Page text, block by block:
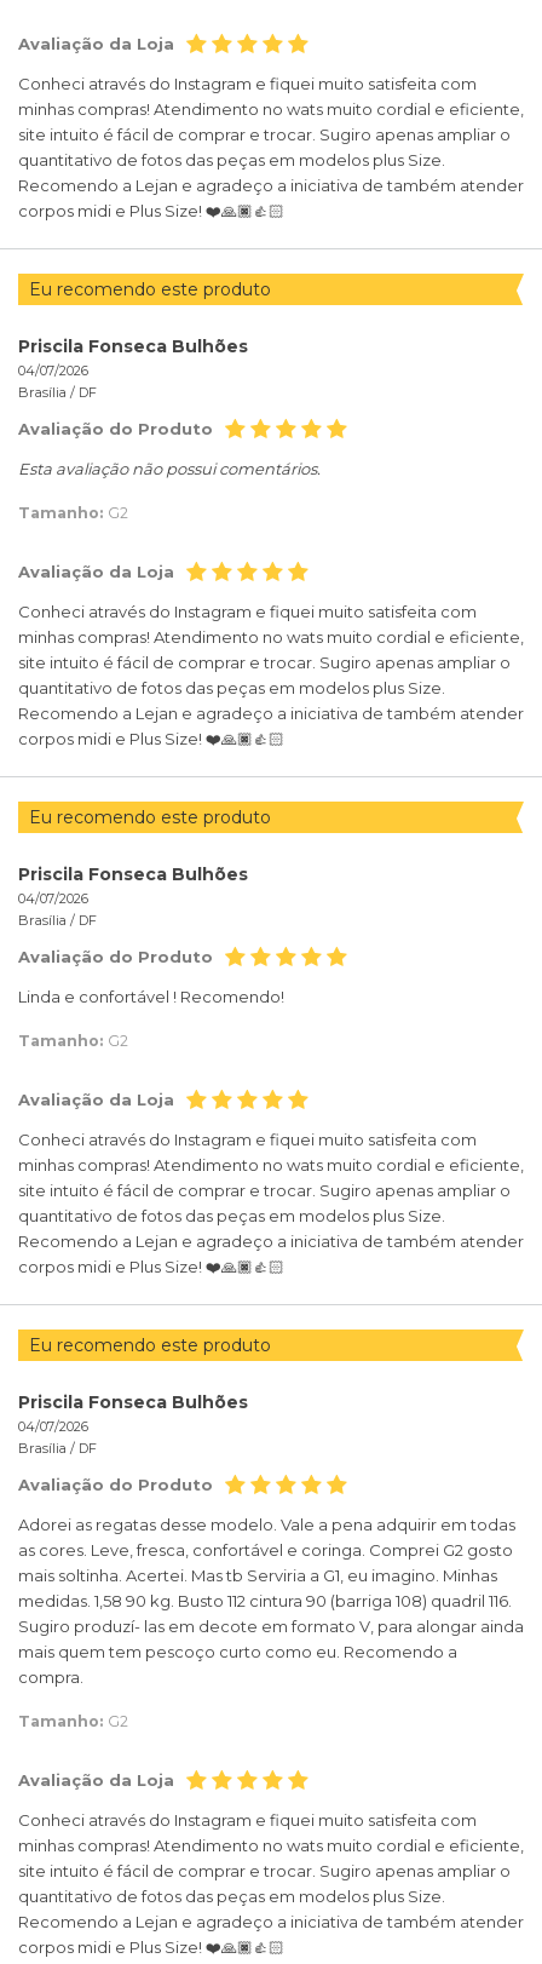
Avaliação da Loja
Conheci através do Instagram e fiquei muito satisfeita com
minhas compras! Atendimento no wats muito cordial e eficiente,
site intuito é fácil de comprar e trocar. Sugiro apenas ampliar o
quantitativo de fotos das peças em modelos plus Size.
Recomendo a Lejan e agradeço a iniciativa de também atender
corpos midi e Plus Size! ❤️🙏🏿👍🏻
Eu recomendo este produto
Priscila Fonseca Bulhões
04/07/2026
Brasília / DF
Avaliação do Produto
Esta avaliação não possui comentários.
Tamanho: G2
Avaliação da Loja
Conheci através do Instagram e fiquei muito satisfeita com
minhas compras! Atendimento no wats muito cordial e eficiente,
site intuito é fácil de comprar e trocar. Sugiro apenas ampliar o
quantitativo de fotos das peças em modelos plus Size.
Recomendo a Lejan e agradeço a iniciativa de também atender
corpos midi e Plus Size! ❤️🙏🏿👍🏻
Eu recomendo este produto
Priscila Fonseca Bulhões
04/07/2026
Brasília / DF
Avaliação do Produto
Linda e confortável ! Recomendo!
Tamanho: G2
Avaliação da Loja
Conheci através do Instagram e fiquei muito satisfeita com
minhas compras! Atendimento no wats muito cordial e eficiente,
site intuito é fácil de comprar e trocar. Sugiro apenas ampliar o
quantitativo de fotos das peças em modelos plus Size.
Recomendo a Lejan e agradeço a iniciativa de também atender
corpos midi e Plus Size! ❤️🙏🏿👍🏻
Eu recomendo este produto
Priscila Fonseca Bulhões
04/07/2026
Brasília / DF
Avaliação do Produto
Adorei as regatas desse modelo. Vale a pena adquirir em todas
as cores. Leve, fresca, confortável e coringa. Comprei G2 gosto
mais soltinha. Acertei. Mas tb Serviria a G1, eu imagino. Minhas
medidas. 1,58 90 kg. Busto 112 cintura 90 (barriga 108) quadril 116.
Sugiro produzí- las em decote em formato V, para alongar ainda
mais quem tem pescoço curto como eu. Recomendo a
compra.
Tamanho: G2
Avaliação da Loja
Conheci através do Instagram e fiquei muito satisfeita com
minhas compras! Atendimento no wats muito cordial e eficiente,
site intuito é fácil de comprar e trocar. Sugiro apenas ampliar o
quantitativo de fotos das peças em modelos plus Size.
Recomendo a Lejan e agradeço a iniciativa de também atender
corpos midi e Plus Size! ❤️🙏🏿👍🏻